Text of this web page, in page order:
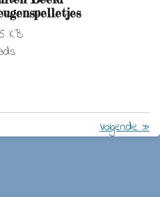
KB
Volgende»